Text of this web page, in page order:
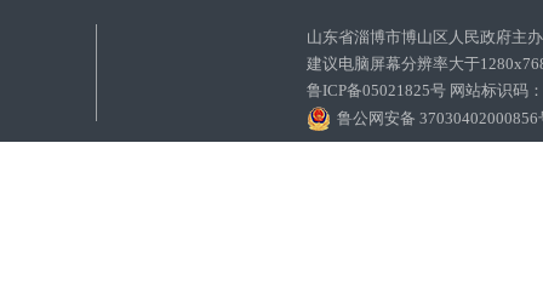
山东省淄博市博山区人民政府
建议电脑屏幕分辨率大于
鲁ICP备05021825号 网站标识码
鲁公网安备 37030402000856